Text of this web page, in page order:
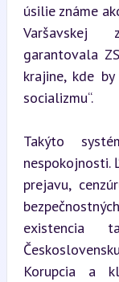
úsilie známe
Varšavskej
garantovala
krajine, kde
socializmu“.
Takýto
nespokojnosti.
prejavu,
Korupcia a